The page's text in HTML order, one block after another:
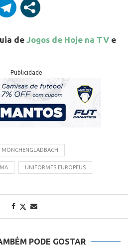
de Jogos de Hoje na TV e
Publicidade
MÖNCHENGLADBACH
UNIFORMES EUROPEUS
PODE GOSTAR